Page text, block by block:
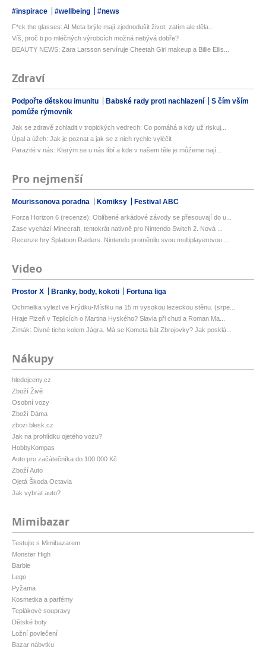
#inspirace #wellbeing #news
F*ck the glasses: AI Meta brýle mají zjednodušit život, zatím ale děla...
Víš, proč ti po mléčných výrobcích možná nebývá dobře?
BEAUTY NEWS: Zara Larsson servíruje Cheetah Girl makeup a Billie Eilis...
Zdraví
Podpořte dětskou imunitu Babské rady proti nachlazení
S čím vším
pomůže rýmovník
Jak se zdravě zchladit v tropických vedrech: Co pomáhá a kdy už riskuj...
Úpal a úžeh: Jak je poznat a jak se z nich rychle vyléčit
Parazité v nás: Kterým se u nás líbí a kde v našem těle je můžeme nají...
Pro nejmenší
Mourissonova poradna Komiksy Festival ABC
Forza Horizon 6 (recenze): Oblíbené arkádové závody se přesouvají do u...
Zase vychází Minecraft, tentokrát nativně pro Nintendo Switch 2. Nová ...
Recenze hry Splatoon Raiders. Nintendo proměnilo svou multiplayerovou ...
Video
Prostor X Branky, body, kokoti Fortuna liga
Ochmelka vylezl ve Frýdku-Místku na 15 m vysokou lezeckou stěnu. (srpe...
Hraje Plzeň v Teplicích o Martina Hyského? Slavia při chuti a Roman Ma...
Zimák: Divné ticho kolem Jágra. Má se Kometa bát Zbrojovky? Jak posklá...
Nákupy
hledejceny.cz
Zboží Živě
Osobní vozy
Zboží Dáma
zbozi.blesk.cz
Jak na prohlídku ojetého vozu?
HobbyKompas
Auto pro začátečníka do 100 000 Kč
Zboží Auto
Ojetá Škoda Octavia
Jak vybrat auto?
Mimibazar
Testujte s Mimibazarem
Monster High
Barbie
Lego
Pyžama
Kosmetika a parfémy
Teplákové soupravy
Dětské boty
Ložní povlečení
Bazar nábytku